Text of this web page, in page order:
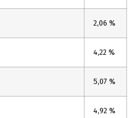
2,06 %
4,22 %
5,07 %
4,92 %